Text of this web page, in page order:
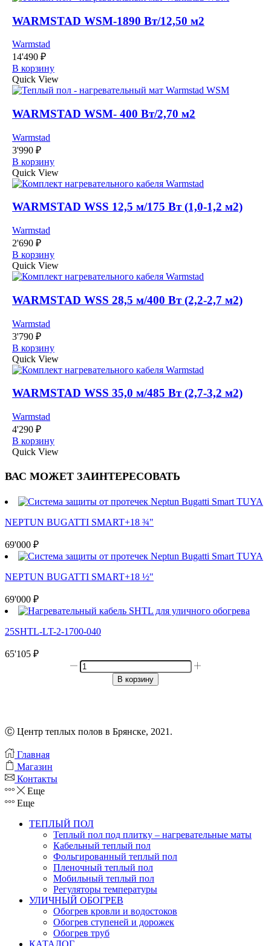
WARMSTAD WSM-1890 Вт/12,50 м2
Warmstad
14'490 ₽
В корзину
Quick View
WARMSTAD WSM- 400 Вт/2,70 м2
Warmstad
3'990 ₽
В корзину
Quick View
WARMSTAD WSS 12,5 м/175 Вт (1,0-1,2 м2)
Warmstad
2'690 ₽
В корзину
Quick View
WARMSTAD WSS 28,5 м/400 Вт (2,2-2,7 м2)
Warmstad
3'790 ₽
В корзину
Quick View
WARMSTAD WSS 35,0 м/485 Вт (2,7-3,2 м2)
Warmstad
4'290 ₽
В корзину
Quick View
ВАС МОЖЕТ ЗАИНТЕРЕСОВАТЬ
NEPTUN BUGATTI SMART+18 ¾"
69'000 ₽
NEPTUN BUGATTI SMART+18 ½"
69'000 ₽
25SHTL-LT-2-1700-040
65'105 ₽
Количество
товара
OneKeyElectro-
В корзину
Ⓒ Центр теплых полов в Брянске, 2021.
Главная
Магазин
Контакты
Еще
Еще
ТЕПЛЫЙ ПОЛ
Теплый пол под плитку – нагревательные маты
Кабельный теплый пол
Фольгированный теплый пол
Пленочный теплый пол
Мобильный теплый пол
Регуляторы температуры
УЛИЧНЫЙ ОБОГРЕВ
Обогрев кровли и водостоков
Обогрев ступеней и дорожек
Обогрев труб
КАТАЛОГ